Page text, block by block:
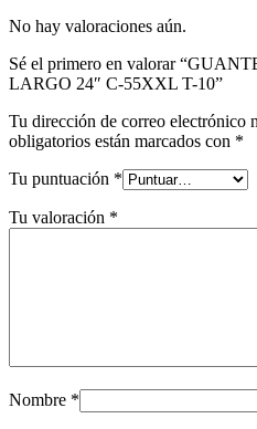
No hay valoraciones aún.
Sé el primero en valorar
LARGO 24″ C-55XXL T-10”
Tu dirección de correo electrónico
obligatorios están marcados con *
Tu puntuación *
Tu valoración *
Nombre *